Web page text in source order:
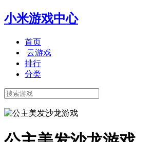
小米游戏中心
首页
云游戏
排行
分类